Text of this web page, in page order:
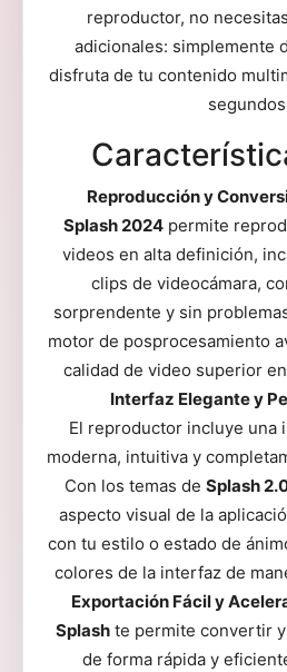
reproductor, no
adicionales: simplemente
disfruta de tu contenido
Reproducción y
Splash 2024permite
videos en alta definición,
clips de videocámara,
sorprendente y sin
motor de posprocesamiento
calidad de video superior
Interfaz Elegante y
El reproductor incluye una
moderna, intuitiva y
Con los temas de Splash
aspecto visual de la
con tu estilo o estado de
colores de la interfaz de
Exportación Fácil y
Splashte permite convertir
de forma rápida y